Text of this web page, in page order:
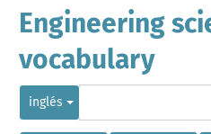
Engineering
vocabulary
inglés